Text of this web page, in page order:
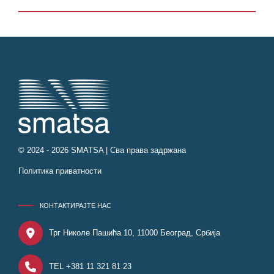
© 2024 - 2026 SMATSA | Сва права задржана
Политика приватности
КОНТАКТИРАЈТЕ НАС
Трг Николе Пашића 10, 11000 Београд, Србија
TEL +381 11 321 81 23